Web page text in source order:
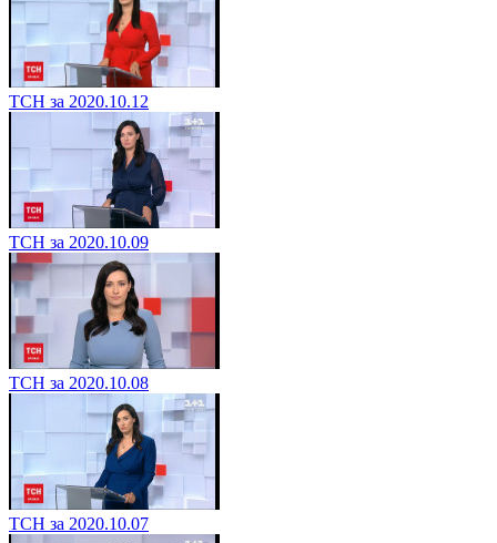
ТСН за 2020.10.12
ТСН за 2020.10.09
ТСН за 2020.10.08
ТСН за 2020.10.07